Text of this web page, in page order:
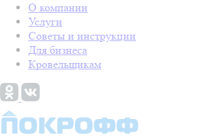
О компании
Услуги
Советы и инструкции
Для бизнеса
Кровельщикам